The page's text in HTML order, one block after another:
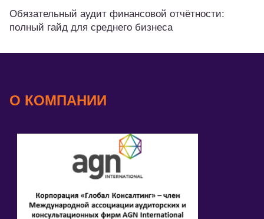
Обязательный аудит финансовой отчётности:
полный гайд для среднего бизнеса
О КОМПАНИИ